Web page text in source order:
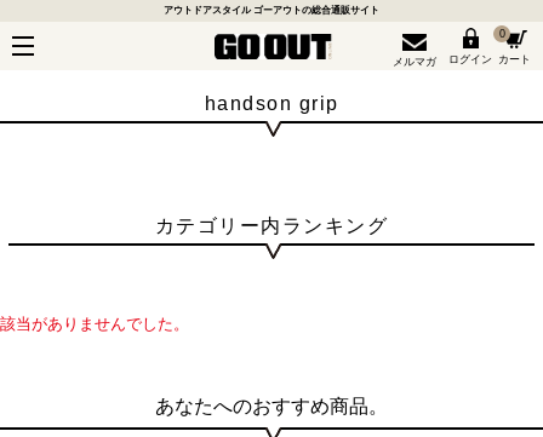
アウトドアスタイル ゴーアウトの総合通販サイト
メルマガ ログイン
0
カート
handson grip
カテゴリー内ランキング
該当がありませんでした。
あなたへのおすすめ商品。